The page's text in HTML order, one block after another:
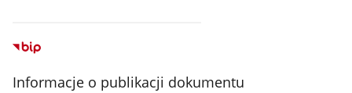
Informacje o publikacji dokumentu